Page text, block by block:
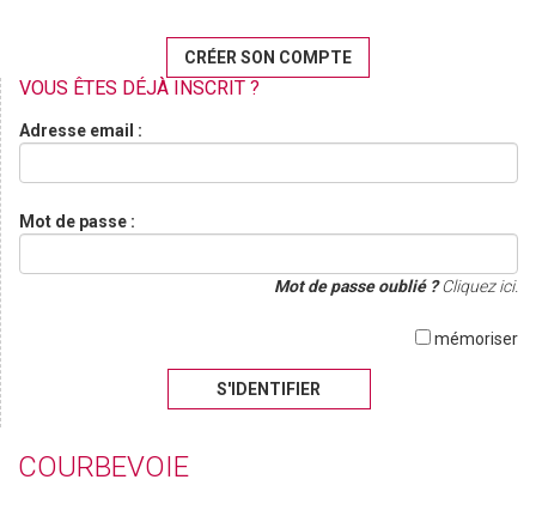
CRÉER SON COMPTE
VOUS ÊTES DÉJÀ INSCRIT ?
Adresse email :
Mot de passe :
Mot de passe oublié ?Cliquez ici.
mémoriser
S'IDENTIFIER
COURBEVOIE